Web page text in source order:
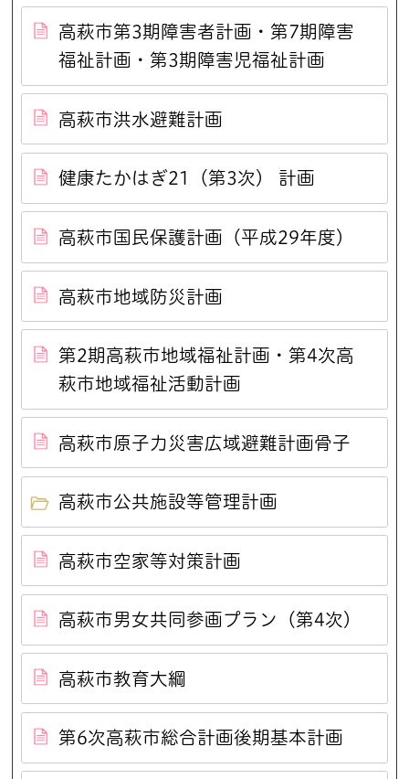
高萩市第3期障害者計画・第7期障害
福祉計画・第3期障害児福祉計画
高萩市洪水避難計画
健康たかはぎ21（第3次） 計画
高萩市国民保護計画（平成29年度）
高萩市地域防災計画
第2期高萩市地域福祉計画・第4次高
萩市地域福祉活動計画
高萩市原子力災害広域避難計画骨子
高萩市公共施設等管理計画
高萩市空家等対策計画
高萩市男女共同参画プラン（第4次）
高萩市教育大綱
第6次高萩市総合計画後期基本計画